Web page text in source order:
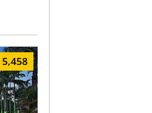
5,458